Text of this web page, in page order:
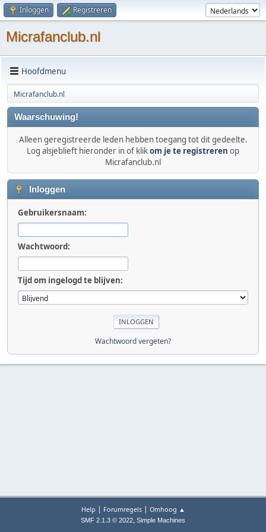
Inloggen Registreren
Micrafanclub.nl
Hoofdmenu
Micrafanclub.nl
Waarschuwing!
Alleen geregistreerde leden hebben toegang tot dit gedeelte.
Log alsjeblieft hieronder in of klikom je te registreren op
Micrafanclub.nl
Inloggen
Gebruikersnaam:
Wachtwoord:
Tijd om ingelogd te blijven:
Wachtwoord vergeten?
Help | Forumregels| Omhoog ▲
SMF 2.1.3 © 2022, Simple Machines